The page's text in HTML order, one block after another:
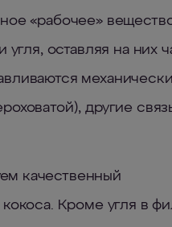
«рабочее»
оставляя на них
механически
другие
качественный
Кроме угля в